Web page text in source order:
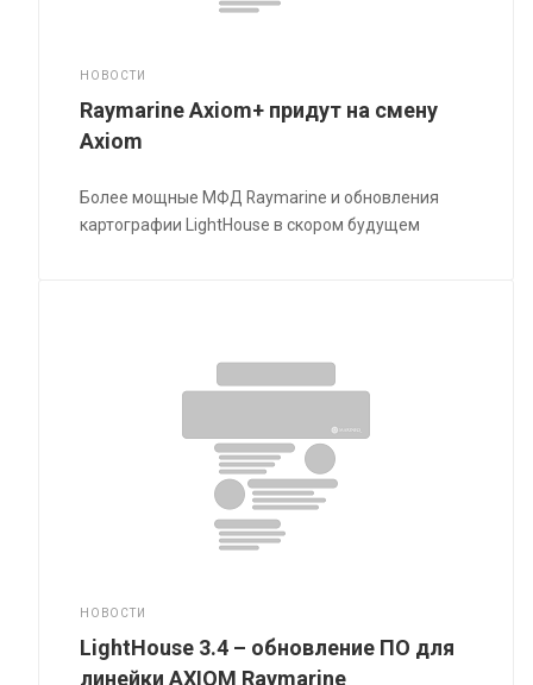
НОВОСТИ
Raymarine Axiom+ придут на смену
Axiom
Более мощные МФД Raymarine и обновления
картографии LightHouse в скором будущем
НОВОСТИ
LightHouse 3.4 – обновление ПО для
линейки AXIOM Raymarine